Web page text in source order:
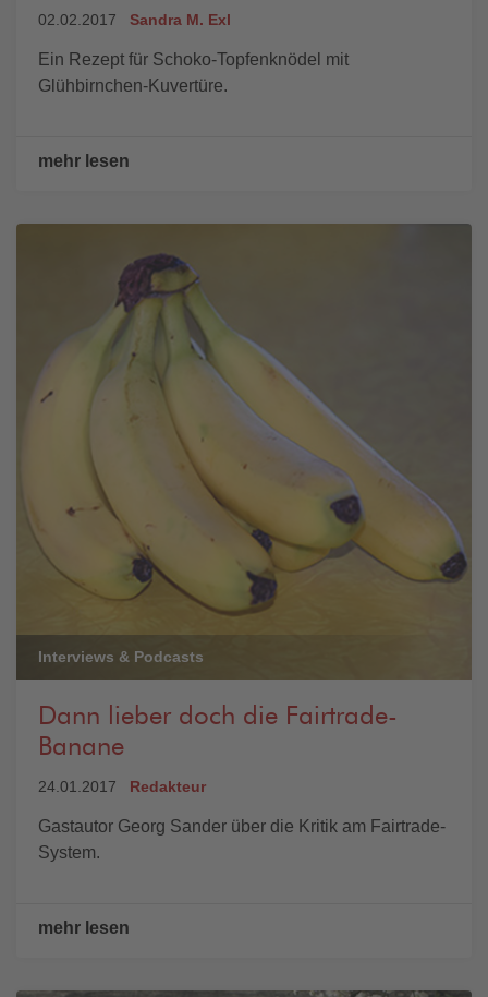
02.02.2017 Sandra M. Exl
Ein Rezept für Schoko-Topfenknödel mit
Glühbirnchen-Kuvertüre.
mehr lesen
Interviews & Podcasts
Dann lieber doch die Fairtrade-
Banane
24.01.2017 Redakteur
Gastautor Georg Sander über die Kritik am Fairtrade-
System.
mehr lesen